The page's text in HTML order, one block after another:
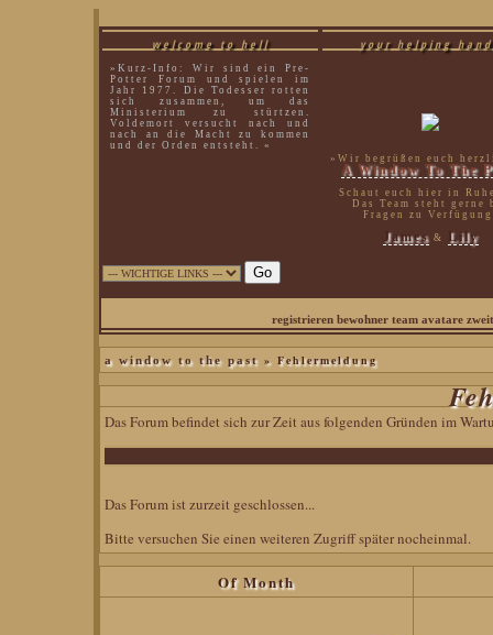
welcome to hell your helping
»Kurz-Info: Wir sind ein Pre-
Potter Forum und spielen im
Jahr 1977. Die Todesser rotten
sich zusammen, um das
Ministerium zu stürtzen.
Voldemort versucht nach und
nach an die Macht zu kommen
und der Orden entsteht. «
»Wir begrüßen euch
A Window To The
Schaut euch hier in
Das Team steht gerne
Fragen zu
James& Lily
registrieren bewohner team avatare
a window to the past » Fehlermeldung
Das Forum befindet sich zur Zeit aus folgenden Gründen im
Das Forum ist zurzeit geschlossen...
Bitte versuchen Sie einen weiteren Zugriff später nocheinmal.
Of Month